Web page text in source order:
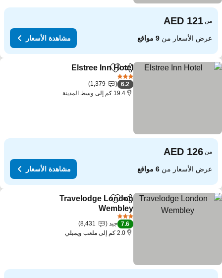
من
عرض الأسعار من9 مواقع مشاهدة الأسعار
مشاركةAdd to favorites
Elstree Inn Hotel
6.2
1,379
19.4 كم إلى وسط المدينة
من
عرض الأسعار من6 مواقع مشاهدة الأسعار
مشاركةAdd to favorites
Travelodge London
Wembley
7.6 جيد
8,431
2.0 كم إلى ملعب ويمبلي